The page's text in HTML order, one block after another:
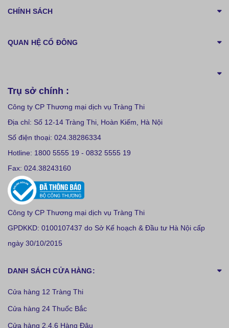
CHÍNH SÁCH
QUAN HỆ CỔ ĐÔNG
Trụ sở chính :
Công ty CP Thương mại dịch vụ Tràng Thi
Địa chỉ: Số 12-14 Tràng Thi, Hoàn Kiếm, Hà Nội
Số điện thoại: 024.38286334
Hotline: 1800 5555 19 - 0832 5555 19
Fax: 024.38243160
Công ty CP Thương mại dịch vụ Tràng Thi
GPDKKD: 0100107437 do Sở Kế hoạch & Đầu tư Hà Nội cấp
ngày 30/10/2015
DANH SÁCH CỬA HÀNG:
Cửa hàng 12 Tràng Thi
Cửa hàng 24 Thuốc Bắc
Cửa hàng 2,4,6 Hàng Đậu